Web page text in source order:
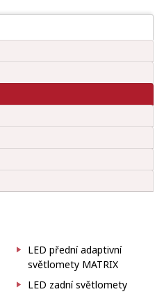
LED přední adaptivní
světlomety MATRIX
LED zadní světlomety